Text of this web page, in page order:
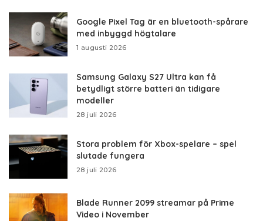
Google Pixel Tag är en bluetooth-spårare
med inbyggd högtalare
1 augusti 2026
Samsung Galaxy S27 Ultra kan få
betydligt större batteri än tidigare
modeller
28 juli 2026
Stora problem för Xbox-spelare – spel
slutade fungera
28 juli 2026
Blade Runner 2099 streamar på Prime
Video i November